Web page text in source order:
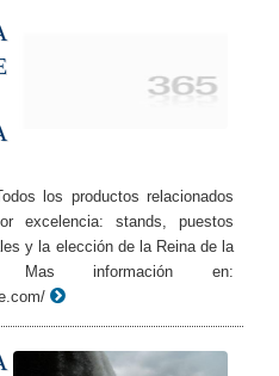
los productos relacionados
excelencia: stands, puestos
y la elección de la Reina de la
información en: